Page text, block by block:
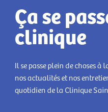
Ça se
clinique
Il se passe plein de choses
nos actualités et nos
quotidien de la Clinique